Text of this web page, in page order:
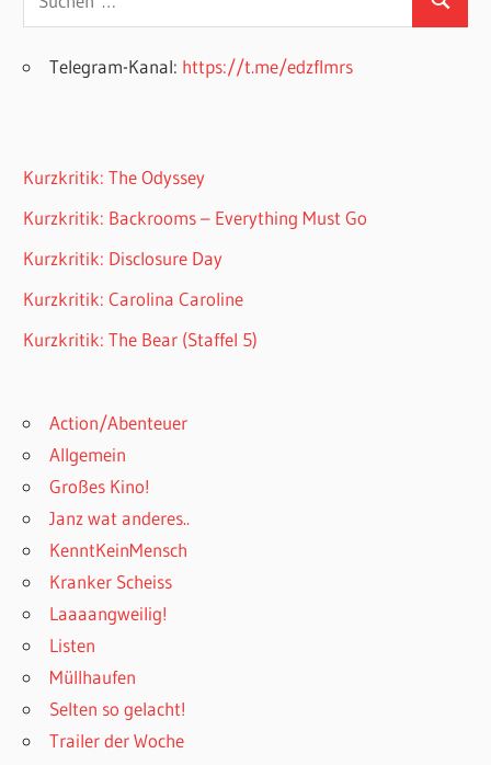
Suchen
Telegram-Kanal: https://t.me/edzflmrs
Kurzkritik: The Odyssey
Kurzkritik: Backrooms – Everything Must Go
Kurzkritik: Disclosure Day
Kurzkritik: Carolina Caroline
Kurzkritik: The Bear (Staffel 5)
Action/Abenteuer
Allgemein
Großes Kino!
Janz wat anderes..
KenntKeinMensch
Kranker Scheiss
Laaaangweilig!
Listen
Müllhaufen
Selten so gelacht!
Trailer der Woche